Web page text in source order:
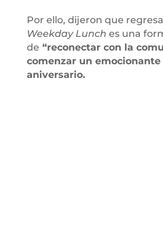
Por ello, dijeron que
Weekday Lunch es una
de “reconectar con la
comenzar un emocionante
aniversario.